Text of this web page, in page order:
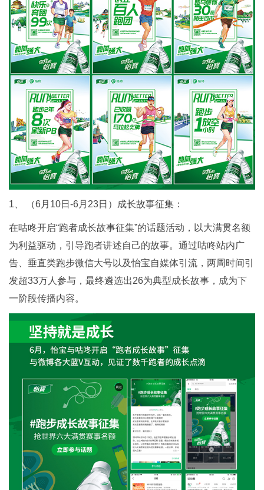
1、 （6月10日-6月23日）成长故事征集：
在咕咚开启“跑者成长故事征集”的话题活动，以大满贯名额
为利益驱动，引导跑者讲述自己的故事。通过咕咚站内广
告、垂直类跑步微信大号以及怡宝自媒体引流，两周时间引
发超33万人参与，最终遴选出26为典型成长故事，成为下
一阶段传播内容。